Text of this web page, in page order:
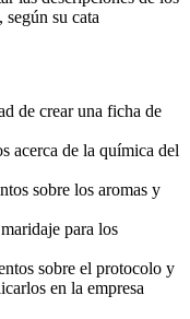
según su cata
de crear una ficha de
acerca de la química del
sobre los aromas y
para los
sobre el protocolo y
en la empresa